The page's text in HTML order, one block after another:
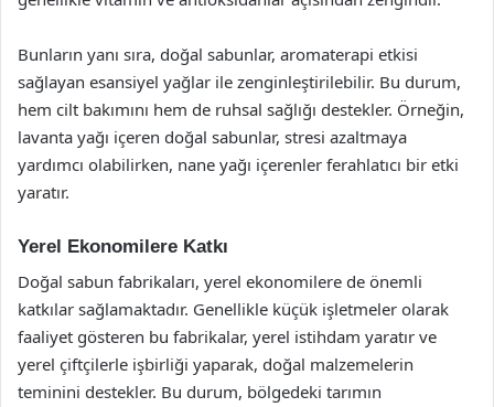
Bunların yanı sıra, doğal sabunlar, aromaterapi etkisi
sağlayan esansiyel yağlar ile zenginleştirilebilir. Bu durum,
hem cilt bakımını hem de ruhsal sağlığı destekler. Örneğin,
lavanta yağı içeren doğal sabunlar, stresi azaltmaya
yardımcı olabilirken, nane yağı içerenler ferahlatıcı bir etki
yaratır.
Yerel Ekonomilere Katkı
Doğal sabun fabrikaları, yerel ekonomilere de önemli
katkılar sağlamaktadır. Genellikle küçük işletmeler olarak
faaliyet gösteren bu fabrikalar, yerel istihdam yaratır ve
yerel çiftçilerle işbirliği yaparak, doğal malzemelerin
teminini destekler. Bu durum, bölgedeki tarımın